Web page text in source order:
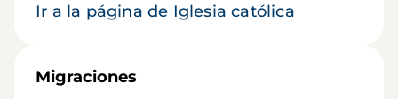
Ir a la página de Iglesia católica
Migraciones